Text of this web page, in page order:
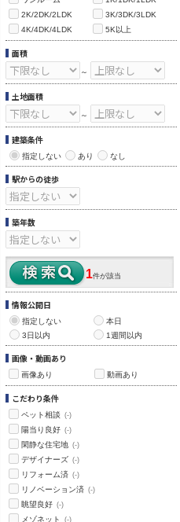
2K/2DK/2LDK
3K/3DK/3LDK
4K/4DK/4LDK
5K以上
面積
～
土地面積
～
建築条件
指定しない あり なし
駅からの徒歩
築年数
1件が該当
情報公開日
指定しない
本日
3日以内
1週間以内
画像・動画あり
画像あり 動画あり
こだわり条件
ペット相談 (-)
陽当り良好 (-)
閑静な住宅地 (-)
デザイナーズ (-)
リフォーム済 (-)
リノベーション済 (-)
眺望良好 (-)
メゾネット (-)